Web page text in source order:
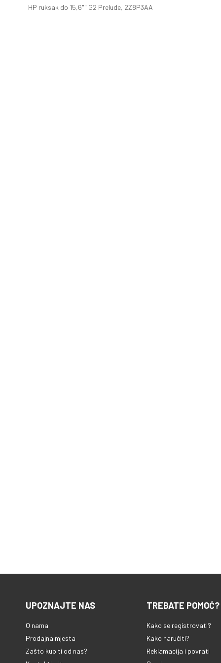
HP ruksak do 15,6"" G2 Prelude, 2Z8P3AA
UPOZNAJTE NAS
O nama
Prodajna mjesta
Zašto kupiti od nas?
TREBATE POMOĆ?
Kako se registrovati?
Kako naručiti?
Reklamacija i povrati